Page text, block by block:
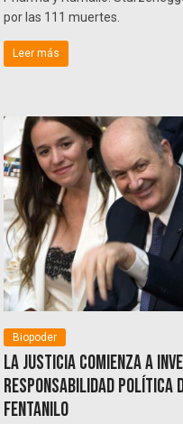
por las 111 muertes.
Leer más
Biopoder
La Justicia comienza a
responsabilidad política
Fentanilo